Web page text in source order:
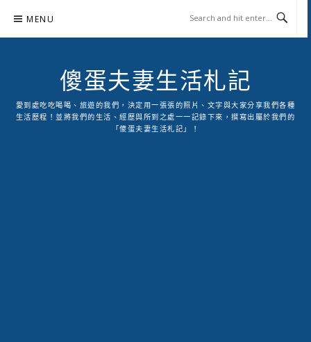
content
MENU
傻蛋夫妻生活札記
愛到處吃吃喝喝、旅遊的我們，決定用一張張的照片、文字與大家分享我們各種
生活歷程！並將我們的生活、經歷與所到之處一一記錄下來，撰寫出屬於我們的
「傻蛋夫妻生活札記」！